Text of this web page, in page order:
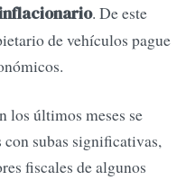
. De este
de vehículos pague
los últimos meses se
subas significativas,
fiscales de algunos